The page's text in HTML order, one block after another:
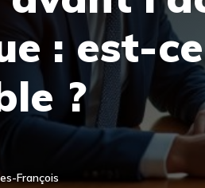
: est-
?
François